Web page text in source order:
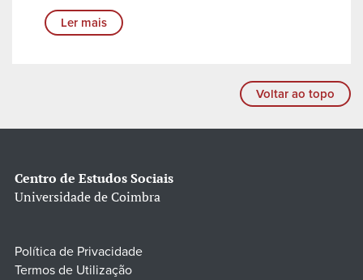
Ler mais
Voltar ao topo
Centro de Estudos Sociais
Universidade de Coimbra
Política de Privacidade
Termos de Utilização